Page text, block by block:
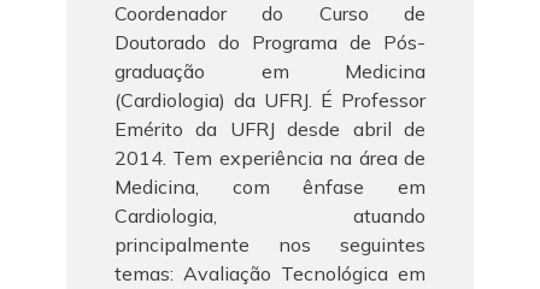
Coordenador do Curso de
Doutorado do Programa de Pós-
graduação em Medicina
(Cardiologia) da UFRJ. É Professor
Emérito da UFRJ desde abril de
2014. Tem experiência na área de
Medicina, com ênfase em
Cardiologia, atuando
principalmente nos seguintes
temas: Avaliação Tecnológica em